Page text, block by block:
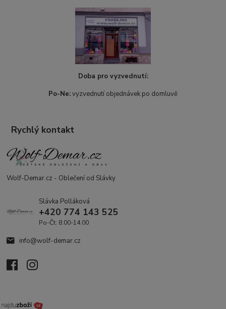
Doba pro vyzvednutí:
Po-Ne:vyzvednutí objednávek po domluvě
Rychlý kontakt
Wolf-Demar.cz - Oblečení od Slávky
Slávka Polláková
+420 774 143 525
Po-Čt: 8.00-14.00
info@wolf-demar.cz